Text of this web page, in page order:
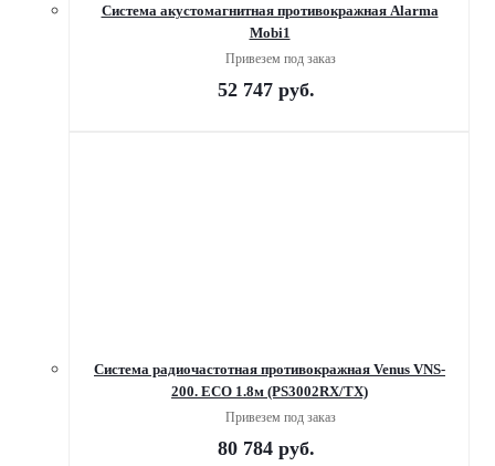
Система акустомагнитная противокражная Alarma
Mobi1
Привезем под заказ
52 747руб.
Система радиочастотная противокражная Venus VNS-
200. ECO 1.8м (PS3002RX/TX)
Привезем под заказ
80 784руб.